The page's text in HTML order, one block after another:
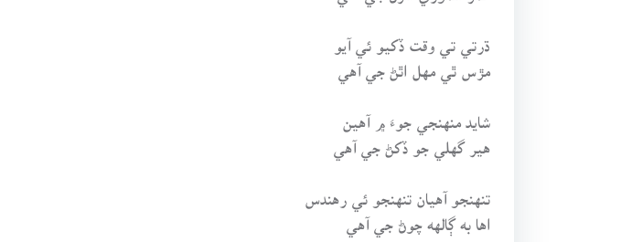
ڌرتي تي وقت ڏکيو ئي آيو
مڙس ٿي مهل اٿڻ جي آهي
شايد منهنجي جوءَ ۾ آهين
هير گهلي جو ڏکڻ جي آهي
تنهنجو آهيان تنهنجو ئي رهندس
اها به ڳالهه چوڻ جي آهي